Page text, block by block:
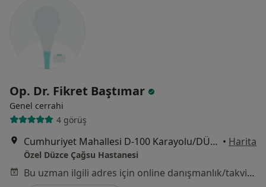
Op. Dr. Fikret Baştımar
Genel cerrahi
4 görüş
Cumhuriyet Mahallesi D-100 Karayolu/DÜZCE, Düzce • Harita
Özel Düzce Çağsu Hastanesi
Bu uzman ilgili adres için online danışmanlık/takvim sunmuyor.